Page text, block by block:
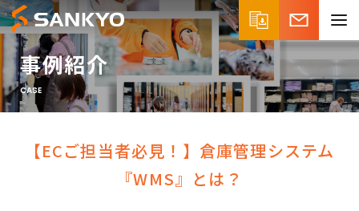
事例紹介
CASE
【ECご担当者必見！】倉庫管理システム
『WMS』とは？